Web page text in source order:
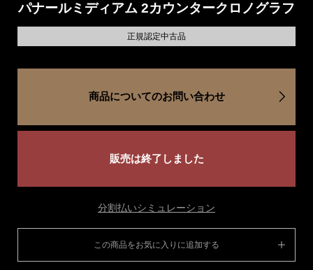
パナールミディアム 2カウンタークロノグラフ
正規認定中古品
商品についてのお問い合わせ
販売は終了しました
分割払いシミュレーション
この商品をお気に入りに追加する